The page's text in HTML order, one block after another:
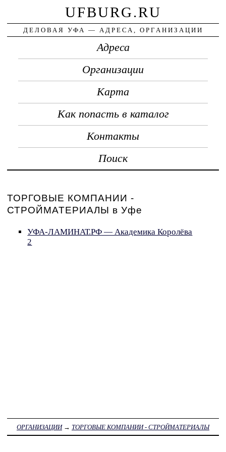
UFBURG.RU
ДЕЛОВАЯ УФА — АДРЕСА, ОРГАНИЗАЦИИ
Адреса
Организации
Карта
Как попасть в каталог
Контакты
Поиск
ТОРГОВЫЕ КОМПАНИИ -
СТРОЙМАТЕРИАЛЫ в Уфе
УФА-ЛАМИНАТ.РФ — Академика Королёва
2
ОРГАНИЗАЦИИ→ ТОРГОВЫЕ КОМПАНИИ - СТРОЙМАТЕРИАЛЫ